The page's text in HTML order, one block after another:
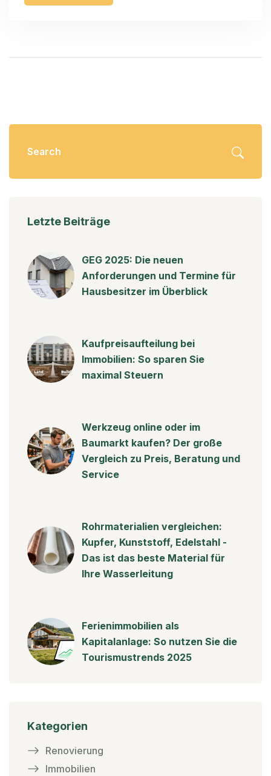
Letzte Beiträge
GEG 2025: Die neuen
Anforderungen und Termine für
Hausbesitzer im Überblick
Kaufpreisaufteilung bei
Immobilien: So sparen Sie
maximal Steuern
Werkzeug online oder im
Baumarkt kaufen? Der große
Vergleich zu Preis, Beratung und
Service
Rohrmaterialien vergleichen:
Kupfer, Kunststoff, Edelstahl -
Das ist das beste Material für
Ihre Wasserleitung
Ferienimmobilien als
Kapitalanlage: So nutzen Sie die
Tourismustrends 2025
Kategorien
Renovierung
Immobilien